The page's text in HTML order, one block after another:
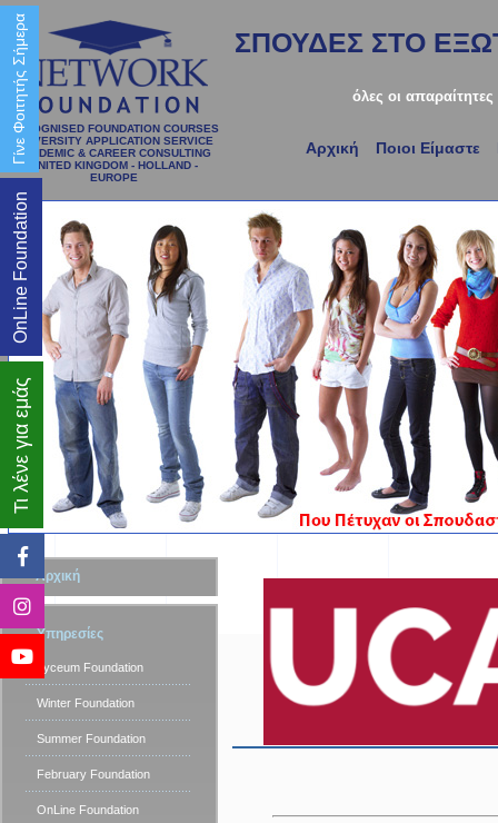
Γίνε Φοιτητής Σήμερα
OnLine Foundation
Τι λένε για εμάς
RECOGNISED FOUNDATION COURSES
UNIVERSITY APPLICATION SERVICE
ACADEMIC & CAREER CONSULTING
UNITED KINGDOM - HOLLAND -
EUROPE
ΣΠΟΥΔΕΣ ΣΤΟ
όλες οι
Αρχική Ποιοι Είμαστε
Αρχική
Υπηρεσίες
Lyceum Foundation
Winter Foundation
Summer Foundation
February Foundation
OnLine Foundation